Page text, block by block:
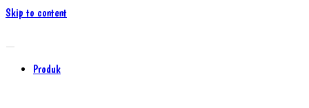
Skip to content
Produk